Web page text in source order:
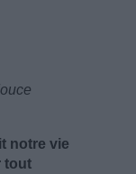
notre vie
tout